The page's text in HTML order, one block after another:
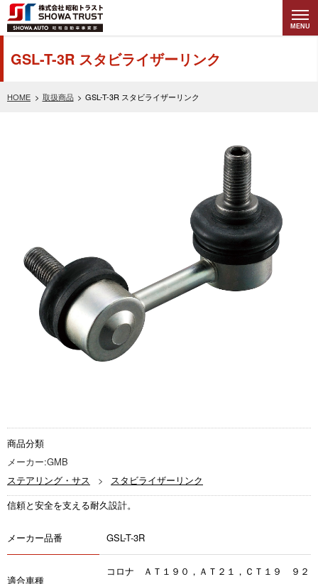
株式会社昭和トラ
スト (SHOWA
MENU
HOME 取扱商品 GSL-T-3R スタビライザーリンク
GSL-T-3R スタビライザーリンク
商品分類
メーカー:GMB
ステアリング・サス
スタビライザーリンク
信頼と安全を支える耐久設計。
メーカー品番 GSL-T-3R
適合車種
コロナ ＡＴ１９０，ＡＴ２１，ＣＴ１９ ９２